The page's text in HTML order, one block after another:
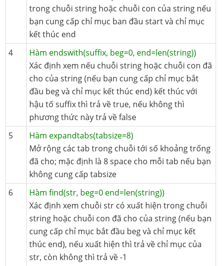
trong chuỗi string hoặc chuỗi con của string nếu
bạn cung cấp chỉ mục ban đầu start và chỉ mục
kết thúc end
4
Hàm endswith(suffix, beg=0, end=len(string))
Xác định xem nếu chuỗi string hoặc chuỗi con đã
cho của string (nếu bạn cung cấp chỉ mục bắt
đầu beg và chỉ mục kết thúc end) kết thúc với
hậu tố suffix thì trả về true, nếu không thì
phương thức này trả về false
5
Hàm expandtabs(tabsize=8)
Mở rộng các tab trong chuỗi tới số khoảng trống
đã cho; mặc định là 8 space cho mỗi tab nếu bạn
không cung cấp tabsize
6
Hàm find(str, beg=0 end=len(string))
Xác định xem chuỗi str có xuất hiện trong chuỗi
string hoặc chuỗi con đã cho của string (nếu bạn
cung cấp chỉ mục bắt đầu beg và chỉ mục kết
thúc end), nếu xuất hiện thì trả về chỉ mục của
str, còn không thì trả về -1